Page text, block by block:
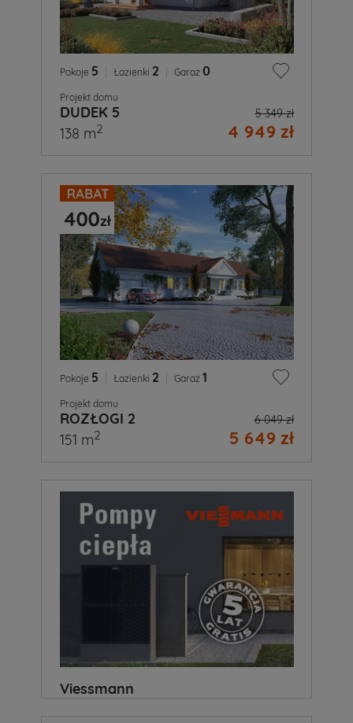
Pokoje 5 Łazienki 2 Garaż 0
Projekt domu
DUDEK 5 5 349 zł
4 949 zł
138 m2
Pokoje 5 Łazienki 2 Garaż 1
Projekt domu
ROZŁOGI 2 6 049 zł
5 649 zł
151 m2
Viessmann